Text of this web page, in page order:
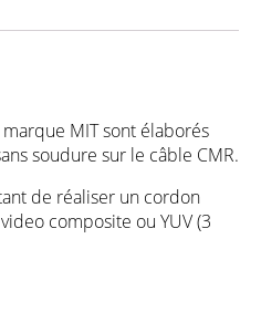
MIT sont élaborés
soudure sur le câble CMR.
de réaliser un cordon
composite ou YUV (3